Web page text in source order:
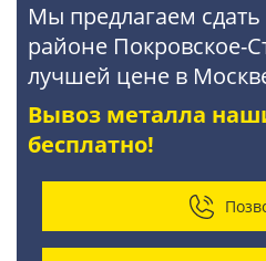
Мы предлагаем
районе Покровское-
лучшей цене в
Вывоз металла
бесплатно!